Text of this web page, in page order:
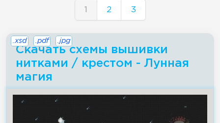
1 2 3
Скачать схемы вышивки
нитками / крестом - Лунная
магия
.xsd .pdf .jpg